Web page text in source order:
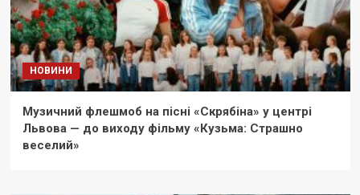
НОВИНИ
Музичний флешмоб на пісні «Скрябіна» у центрі
Львова — до виходу фільму «Кузьма: Страшно
веселий»